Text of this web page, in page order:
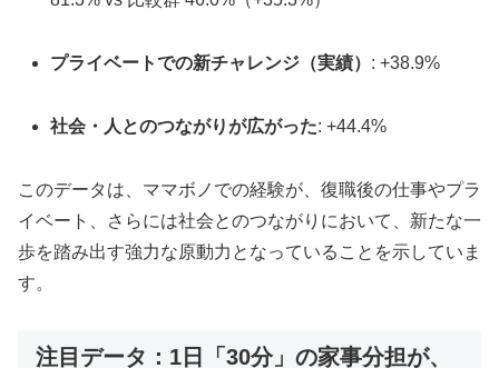
プライベートでの新チャレンジ（実績） : +38.9%
社会・人とのつながりが広がった: +44.4%
このデータは、ママボノでの経験が、復職後の仕事やプラ
イベート、さらには社会とのつながりにおいて、新たな一
歩を踏み出す強力な原動力となっていることを示していま
す。
注目データ：1日「30分」の家事分担が、